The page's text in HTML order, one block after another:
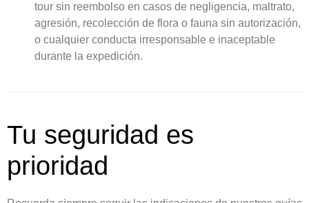
tour sin reembolso en casos de negligencia, maltrato,
agresión, recolección de flora o fauna sin autorización,
o cualquier conducta irresponsable e inaceptable
durante la expedición.
Tu seguridad es
prioridad